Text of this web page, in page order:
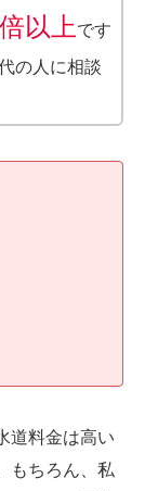
以上 です
の人に相談
道料金は高い
もちろん、私